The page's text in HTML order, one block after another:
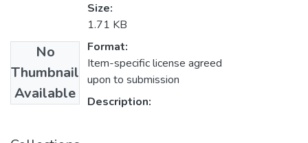
No
Thumbnail
Available
Size:
1.71 KB
Format:
Item-specific license agreed
upon to submission
Description: